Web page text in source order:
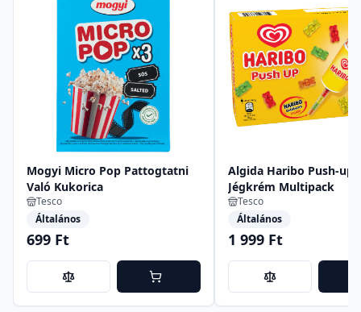
Mogyi Micro Pop Pattogtatni
Való Kukorica
Tesco
Általános
699 Ft
Algida Haribo Push-up
Jégkrém Multipack
Tesco
Általános
1 999 Ft